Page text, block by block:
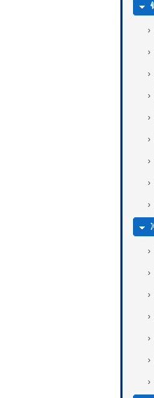
›
›
›
›
›
›
›
›
›
›
›
›
›
›
›
›